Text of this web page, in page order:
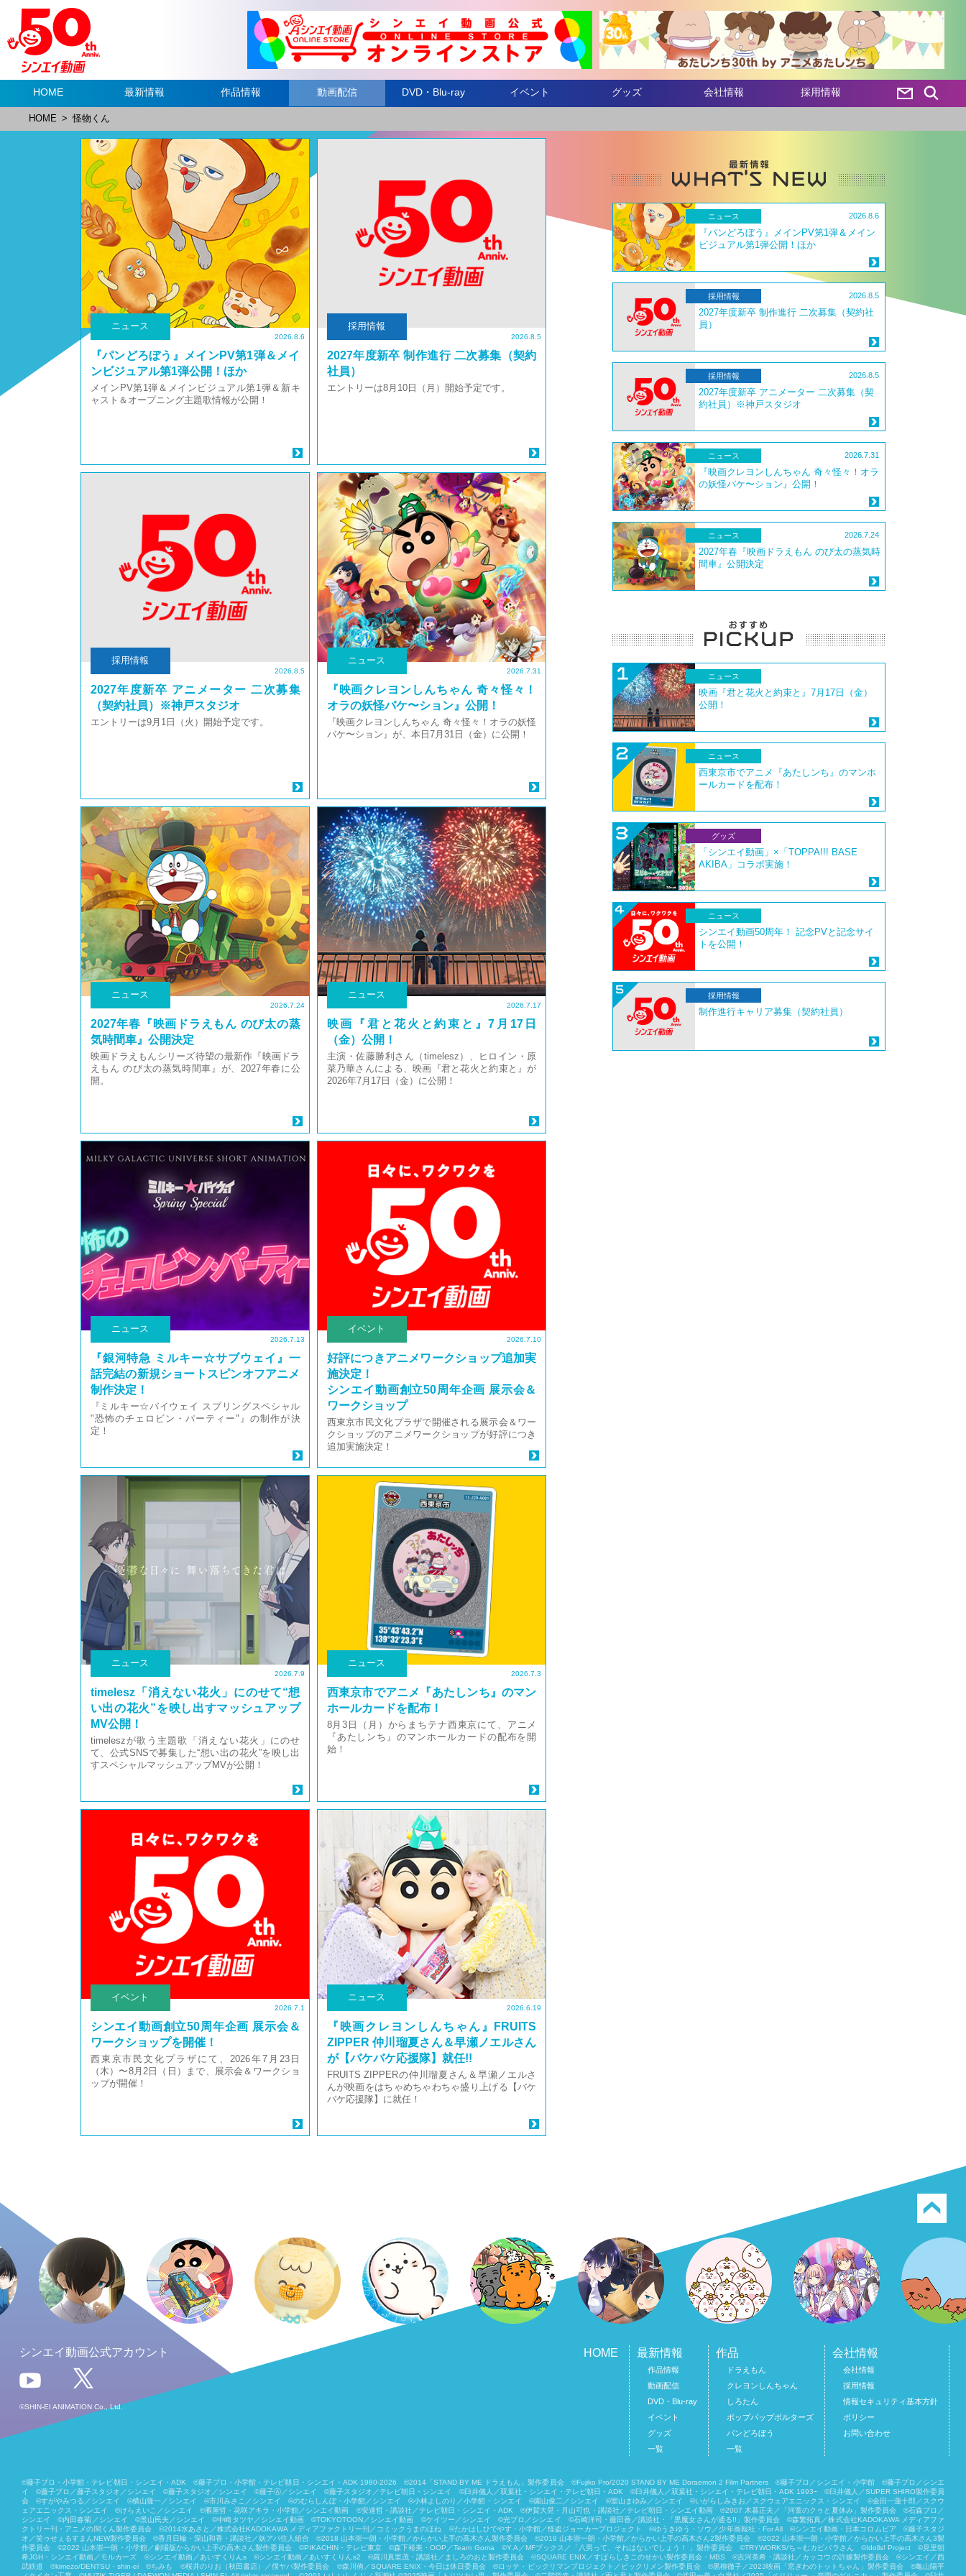
HOME 最新情報 作品情報 動画配信 DVD・Blu-ray イベント グッズ 会社情報 採用情報
HOME > 怪物くん
ニュース
2026.8.6
『パンどろぼう』メインPV第1弾＆メイ
ンビジュアル第1弾公開！ほか
メインPV第1弾＆メインビジュアル第1弾＆新キ
ャスト＆オープニング主題歌情報が公開！
採用情報
2026.8.5
2027年度新卒 制作進行 二次募集（契約
社員）
エントリーは8月10日（月）開始予定です。
採用情報
2026.8.5
2027年度新卒 アニメーター 二次募集
（契約社員）※神戸スタジオ
エントリーは9月1日（火）開始予定です。
ニュース
2026.7.31
『映画クレヨンしんちゃん 奇々怪々！
オラの妖怪バケ〜ション』公開！
『映画クレヨンしんちゃん 奇々怪々！オラの妖怪
バケ〜ション』が、本日7月31日（金）に公開！
ニュース
2026.7.24
2027年春『映画ドラえもん のび太の蒸
気時間車』公開決定
映画ドラえもんシリーズ待望の最新作『映画ドラ
えもん のび太の蒸気時間車』が、2027年春に公
開。
ニュース
2026.7.17
映画『君と花火と約束と』7月17日
（金）公開！
主演・佐藤勝利さん（timelesz）、ヒロイン・原
菜乃華さんによる、映画『君と花火と約束と』が
2026年7月17日（金）に公開！
ニュース
2026.7.13
『銀河特急 ミルキー☆サブウェイ』一
話完結の新規ショートスピンオフアニメ
制作決定！
『ミルキー☆バイウェイ スプリングスペシャル
"恐怖のチェロビン・パーティー"』の制作が決
定！
イベント
2026.7.10
好評につきアニメワークショップ追加実
施決定！
シンエイ動画創立50周年企画 展示会＆
ワークショップ
西東京市民文化プラザで開催される展示会＆ワー
クショップのアニメワークショップが好評につき
追加実施決定！
ニュース
2026.7.9
timelesz「消えない花⽕」にのせて“想
い出の花⽕”を映し出すマッシュアップ
MV公開！
timeleszが歌う主題歌「消えない花⽕」にのせ
て、公式SNSで募集した“想い出の花⽕”を映し出
すスペシャルマッシュアップMVが公開！
ニュース
2026.7.3
西東京市でアニメ『あたしンち』のマン
ホールカードを配布！
8月3日（月）からまちテナ西東京にて、アニメ
『あたしンち』のマンホールカードの配布を開
始！
イベント
2026.7.1
シンエイ動画創立50周年企画 展示会＆
ワークショップを開催！
西東京市民文化プラザにて、2026年7月23日
（木）〜8月2日（日）まで、展示会＆ワークショ
ップが開催！
ニュース
2026.6.19
『映画クレヨンしんちゃん』FRUITS
ZIPPER 仲川瑠夏さん＆早瀬ノエルさん
が【バケバケ応援隊】就任!!
FRUITS ZIPPERの仲川瑠夏さん＆早瀬ノエルさ
んが映画をはちゃめちゃわちゃ盛り上げる【バケ
バケ応援隊】に就任！
ニュース 2026.8.6
『パンどろぼう』メインPV第1弾＆メイン
ビジュアル第1弾公開！ほか
採用情報 2026.8.5
2027年度新卒 制作進行 二次募集（契約社
員）
採用情報 2026.8.5
2027年度新卒 アニメーター 二次募集（契
約社員）※神戸スタジオ
ニュース 2026.7.31
『映画クレヨンしんちゃん 奇々怪々！オラ
の妖怪バケ〜ション』公開！
ニュース 2026.7.24
2027年春『映画ドラえもん のび太の蒸気時
間車』公開決定
ニュース
映画『君と花火と約束と』7月17日（金）
公開！
ニュース
西東京市でアニメ『あたしンち』のマンホ
ールカードを配布！
グッズ
「シンエイ動画」×「TOPPA!!! BASE
AKIBA」コラボ実施！
ニュース
シンエイ動画50周年！ 記念PVと記念サイ
トを公開！
採用情報
制作進行キャリア募集（契約社員）
シンエイ動画公式アカウント
©SHIN-EI ANIMATION Co., Ltd.
HOME 最新情報
作品情報
動画配信
DVD・Blu-ray
イベント
グッズ
一覧
作品
ドラえもん
クレヨンしんちゃん
しろたん
ポップパップポルターズ
パンどろぼう
一覧
会社情報
会社情報
採用情報
情報セキュリティ基本方針
ポリシー
お問い合わせ
©藤子プロ・小学館・テレビ朝日・シンエイ・ADK ©藤子プロ・小学館・テレビ朝日・シンエイ・ADK 1980-2026 ©2014「STAND BY ME ドラえもん」製作委員会 ©Fujiko Pro/2020 STAND BY ME Doraemon 2 Film Partners ©藤子プロ／シンエイ・小学館 ©藤子プロ／シンエ
イ ©藤子プロ／藤子スタジオ／シンエイ ©藤子スタジオ／シンエイ ©藤子Ⓐ／シンエイ ©藤子スタジオ／テレビ朝日・シンエイ ©臼井儀人／双葉社・シンエイ・テレビ朝日・ADK ©臼井儀人／双葉社・シンエイ・テレビ朝日・ADK 1993ｰ ©臼井儀人／SUPER SHIRO製作委員
会 ©すがやみつる／シンエイ ©横山隆一／シンエイ ©市川みさこ／シンエイ ©のむらしんぼ・小学館／シンエイ ©小林よしのり／小学館・シンエイ ©園山俊二／シンエイ ©室山まゆみ／シンエイ ©いがらしみきお／スクウェアエニックス・シンエイ ©金田一蓮十郎／スクウ
ェアエニックス・シンエイ ©けらえいこ／シンエイ ©雁屋哲・花咲アキラ・小学館／シンエイ動画 ©安達哲・講談社／テレビ朝日・シンエイ・ADK ©伊賀大晃・月山可也・講談社／テレビ朝日・シンエイ動画 ©2007 木暮正夫／「河童のクゥと夏休み」製作委員会 ©石森プロ／
シンエイ ©内田春菊／シンエイ ©景山民夫／シンエイ ©中崎タツヤ／シンエイ動画 ©︎TOKYOTOON／シンエイ動画 ©ケイツー／シンエイ ©光プロ／シンエイ ©石崎洋司・藤田香／講談社・「黒魔女さんが通る!!」製作委員会 ©森繁拓真／株式会社KADOKAWA メディアファ
クトリー刊・アニメの関くん製作委員会 ©2014水あさと／株式会社KADOKAWA メディアファクトリー刊／コミックうまのほね ©たかはしひでやす・小学館／怪盗ジョーカープロジェクト ©ゆうきゆう・ソウ／少年画報社・For All ©シンエイ動画・日本コロムビア ©藤子スタジ
オ／笑ゥせぇるすまんNEW製作委員会 ©香月日輪・深山和香・講談社／妖アパ住人組合 ©2018 山本崇一朗・小学館／からかい上手の高木さん製作委員会 ©2019 山本崇一朗・小学館／からかい上手の高木さん2製作委員会 ©2022 山本崇一朗・小学館／からかい上手の高木さん3製
作委員会 ©2022 山本崇一朗・小学館／劇場版からかい上手の高木さん製作委員会 ©PIKACHIN・テレビ東京 ©森下裕美・OOP／Team Goma ©Y.A／MFブックス／「八男って、それはないでしょう！ 」製作委員会 ©TRYWORKS/ち～むカピバラさん ©︎Idolls! Project ©見里朝
希JGH・シンエイ動画／モルカーズ ©シンエイ動画／あいすくりんs ©シンエイ動画／あいすくりんs2 ©羅川真里茂・講談社／ましろのおと製作委員会 ©SQUARE ENIX／すばらしきこのせかい製作委員会・MBS ©吉河美希・講談社／カッコウの許嫁製作委員会 ©シンエイ／西
武鉄道 ©kimezo/DENTSU・shin-ei ©ちみも ©桜井のりお（秋田書店）／僕ヤバ製作委員会 ©森川侑／SQUARE ENIX・今日は休日委員会 ©ロッテ・ビックリマンプロジェクト／ビックリメン製作委員会 ©黒柳徹子／2023映画「窓ぎわのトットちゃん」製作委員会 ©亀山陽平